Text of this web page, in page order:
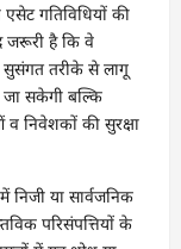
एसेट गतिविधियों की
जरूरी है कि वे
सुसंगत तरीके से लागू
सकेगी बल्कि
व निवेशकों की सुरक्षा
निजी या सार्वजनिक
परिसंपत्तियों के